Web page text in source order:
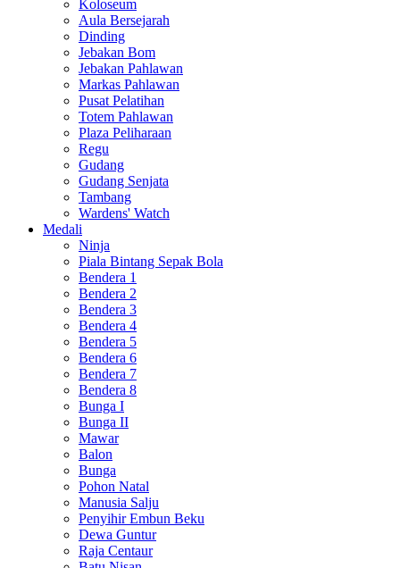
Koloseum
Aula Bersejarah
Dinding
Jebakan Bom
Jebakan Pahlawan
Markas Pahlawan
Pusat Pelatihan
Totem Pahlawan
Plaza Peliharaan
Regu
Gudang
Gudang Senjata
Tambang
Wardens' Watch
Medali
Ninja
Piala Bintang Sepak Bola
Bendera 1
Bendera 2
Bendera 3
Bendera 4
Bendera 5
Bendera 6
Bendera 7
Bendera 8
Bunga I
Bunga II
Mawar
Balon
Bunga
Pohon Natal
Manusia Salju
Penyihir Embun Beku
Dewa Guntur
Raja Centaur